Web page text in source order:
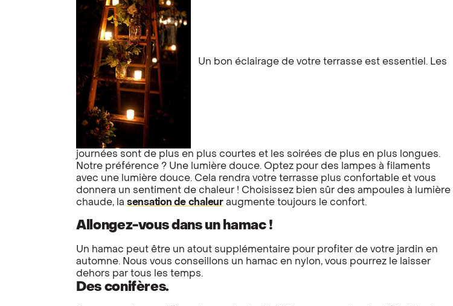
Un bon éclairage de votre terrasse est essentiel. Les
journées sont de plus en plus courtes et les soirées de plus en plus longues.
Notre préférence ? Une lumière douce. Optez pour des lampes à filaments
avec une lumière douce. Cela rendra votre terrasse plus confortable et vous
donnera un sentiment de chaleur ! Choisissez bien sûr des ampoules à lumière
chaude, la sensation de chaleuraugmente toujours le confort.
Allongez-vous dans un hamac !
Un hamac peut être un atout supplémentaire pour profiter de votre jardin en
automne. Nous vous conseillons un hamac en nylon, vous pourrez le laisser
dehors par tous les temps.
Des conifères.